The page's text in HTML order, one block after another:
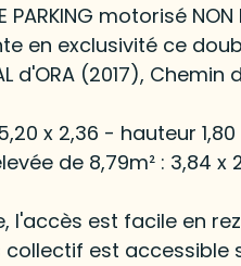
motorisé NON
en exclusivité ce
d'ORA (2017), Chemin
x 2,36 - hauteur 1,80
de 8,79m² : 3,84
l'accès est facile en
est accessible